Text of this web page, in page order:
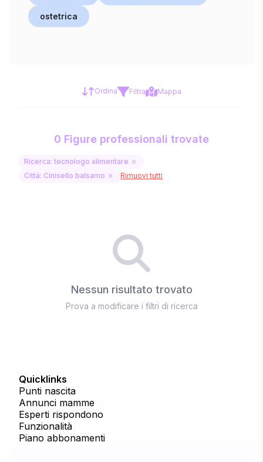
ostetrica
Ordina Filtra Mappa
0 Figure professionali trovate
Ricerca: tecnologo alimentare
Città: Cinisello balsamo
Rimuovi tutti
Nessun risultato trovato
Prova a modificare i filtri di ricerca
Quicklinks
Punti nascita
Annunci mamme
Esperti rispondono
Funzionalità
Piano abbonamenti